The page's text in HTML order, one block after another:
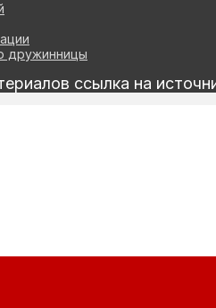
дружинницы
ссылка на